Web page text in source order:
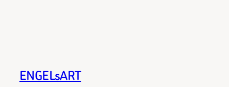
ENGELsART